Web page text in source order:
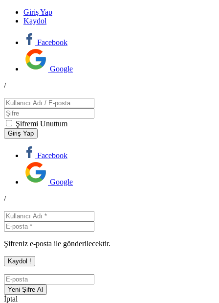
Giriş Yap
Kaydol
Facebook
Google
/
Şifremi Unuttum
Facebook
Google
/
Şifreniz e-posta ile gönderilecektir.
İptal